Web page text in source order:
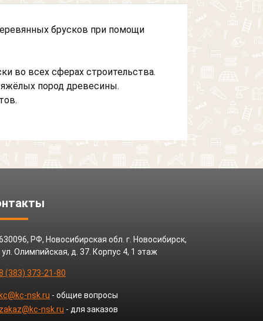
брусков при помощи
во всех сферах строительства.
пород древесины.
РФ, Новосибирская обл. г. Новосибирск,
ул. Олимпийская, д. 37. Корпус 4, 1 этаж
(383) 373-21-80
kc@kc-nsk.ru - общие вопросы
zakaz@kc-nsk.ru - для заказов